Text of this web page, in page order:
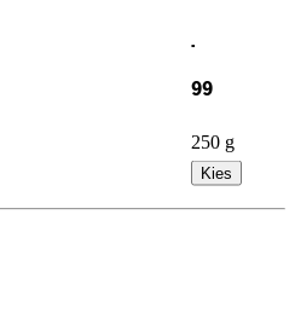
.
99
250 g
Kies